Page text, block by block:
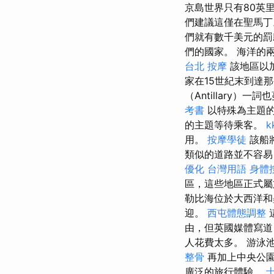
京島世界只有80英
們建議這僅在聖馬
們就有數千美元的
們的國家。 海洋的
台北 按摩 該地區以
家在15世紀末到達
（Antillary）一詞
考書 以特殊為主題
的主題等待乘客。
用。 按摩學徒 該船
類似的道路並不容
優化 台灣用語 身體
區，這些地區正式
勒比海位於大西洋
迎。 西屯體態調整
由，但英國媒體寫
人花費太多。 游泳
整骨 再加上中央公
廣泛的旅行體驗。